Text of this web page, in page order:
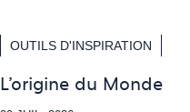
OUTILS D'INSPIRATION
L'origine du Monde